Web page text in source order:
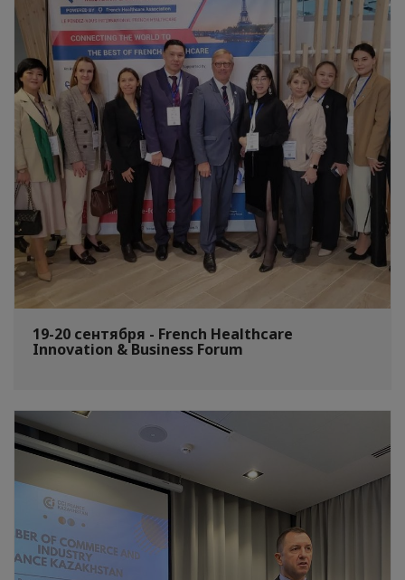
19-20 сентября - French Healthcare
Innovation & Business Forum